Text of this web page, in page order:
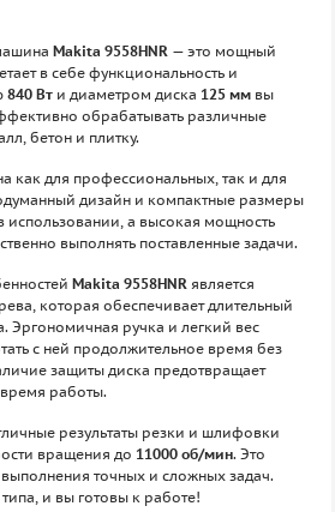
Makita 9558HNR — это мощный
в себе функциональность и
840 Вт и диаметром диска 125 мм вы
обрабатывать различные
бетон и плитку.
как для профессиональных, так и для
дизайн и компактные размеры
использовании, а высокая мощность
выполнять поставленные задачи.
Makita 9558HNR является
которая обеспечивает длительный
Эргономичная ручка и легкий вес
с ней продолжительное время без
защиты диска предотвращает
работы.
результаты резки и шлифовки
вращения до 11000 об/мин. Это
точных и сложных задач.
и вы готовы к работе!